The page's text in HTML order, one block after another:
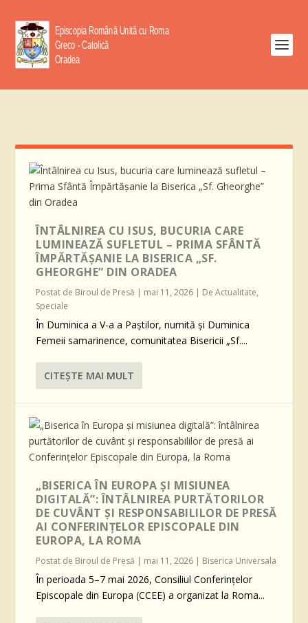
ÎNTÂLNIREA CU ISUS, BUCURIA CARE
LUMINEAZĂ SUFLETUL – PRIMA SFÂNTĂ
ÎMPĂRTĂȘANIE LA BISERICA „SF.
GHEORGHE” DIN ORADEA
Postat de Biroul de Presă | mai 11, 2026 | De Actualitate,
Speciale
În Duminica a V-a a Paștilor, numită și Duminica
Femeii samarinence, comunitatea Bisericii „Sf....
CITEŞTE MAI MULT
„BISERICA ÎN EUROPA ȘI MISIUNEA
DIGITALĂ”: ÎNTÂLNIREA PURTĂTORILOR
DE CUVÂNT ȘI RESPONSABILILOR DE PRESĂ
AI CONFERINȚELOR EPISCOPALE DIN
EUROPA, LA ROMA
Postat de Biroul de Presă | mai 11, 2026 | Biserica Universala
În perioada 5–7 mai 2026, Consiliul Conferințelor
Episcopale din Europa (CCEE) a organizat la Roma...